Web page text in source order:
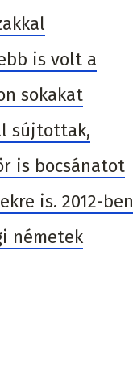
is volt a
sokakat
sújtottak,
is bocsánatot
is. 2012-ben
németek